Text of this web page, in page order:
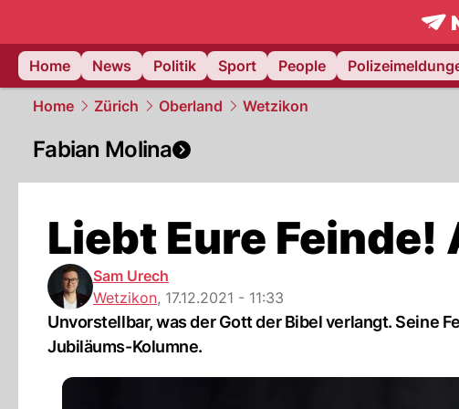
Home
News Politik Sport People
Home Zürich Oberland Wetzikon
Fabian Molina
Liebt Eure Feinde!
Sam Urech
Wetzikon, 17.12.2021 - 11:33
Unvorstellbar, was der Gott der Bibel verlangt. Seine
Jubiläums-Kolumne.